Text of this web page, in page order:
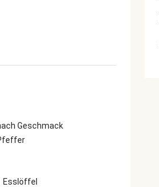
Geschmack
Esslöffel